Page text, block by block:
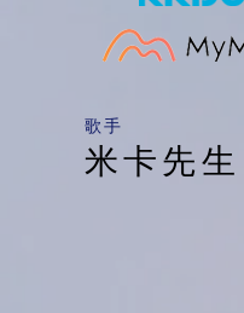
​歌手
米卡先生